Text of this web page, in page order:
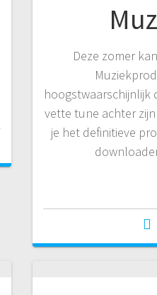
Deze zomer
hoogstwaarschijnlijk
vette tune achter
je het definitieve